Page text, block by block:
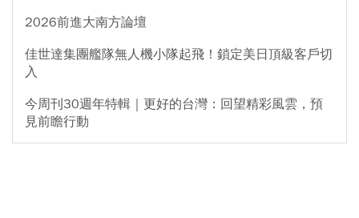
2026前進大南方論壇
佳世達集團艦隊無人機小隊起飛！鎖定美日頂級客戶切
入
今周刊30週年特輯｜更好的台灣：回望精彩風雲，預
見前瞻行動